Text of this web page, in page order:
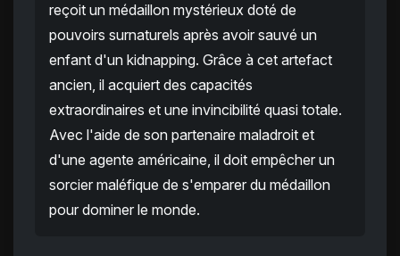
reçoit un médaillon mystérieux doté de
pouvoirs surnaturels après avoir sauvé un
enfant d'un kidnapping. Grâce à cet artefact
ancien, il acquiert des capacités
extraordinaires et une invincibilité quasi totale.
Avec l'aide de son partenaire maladroit et
d'une agente américaine, il doit empêcher un
sorcier maléfique de s'emparer du médaillon
pour dominer le monde.